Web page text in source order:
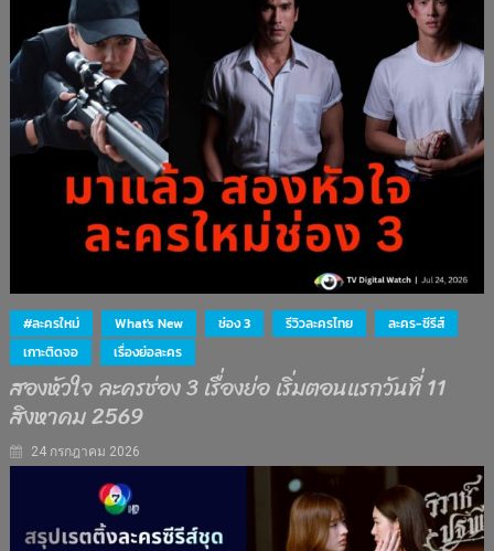
#ละครใหม่ What's New ช่อง 3 รีวิวละครไทย
ละคร-ซีรีส์
เกาะติดจอ
เรื่องย่อละคร
สองหัวใจ ละครช่อง 3 เรื่องย่อ เริ่มตอนแรกวันที่ 11
สิงหาคม 2569
24 กรกฎาคม 2026